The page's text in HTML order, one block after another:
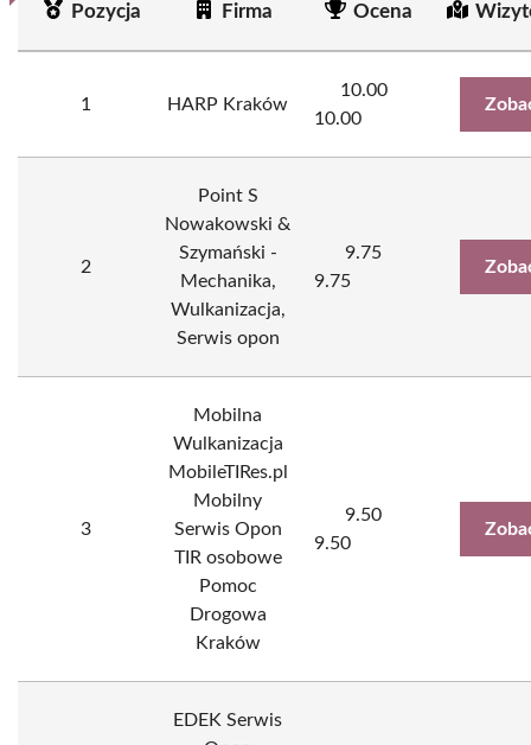
Pozycja Firma Ocena
1 HARP Kraków
10.00
10.00
2
Point S
Nowakowski &
Szymański -
Mechanika,
Wulkanizacja,
Serwis opon
9.75
9.75
3
Mobilna
Wulkanizacja
MobileTIRes.pl
Mobilny
Serwis Opon
TIR osobowe
Pomoc
Drogowa
Kraków
9.50
9.50
EDEK Serwis